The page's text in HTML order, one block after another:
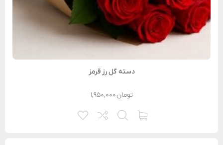
دسته گل رز قرمز
۱,۹۵۰,۰۰۰تومان